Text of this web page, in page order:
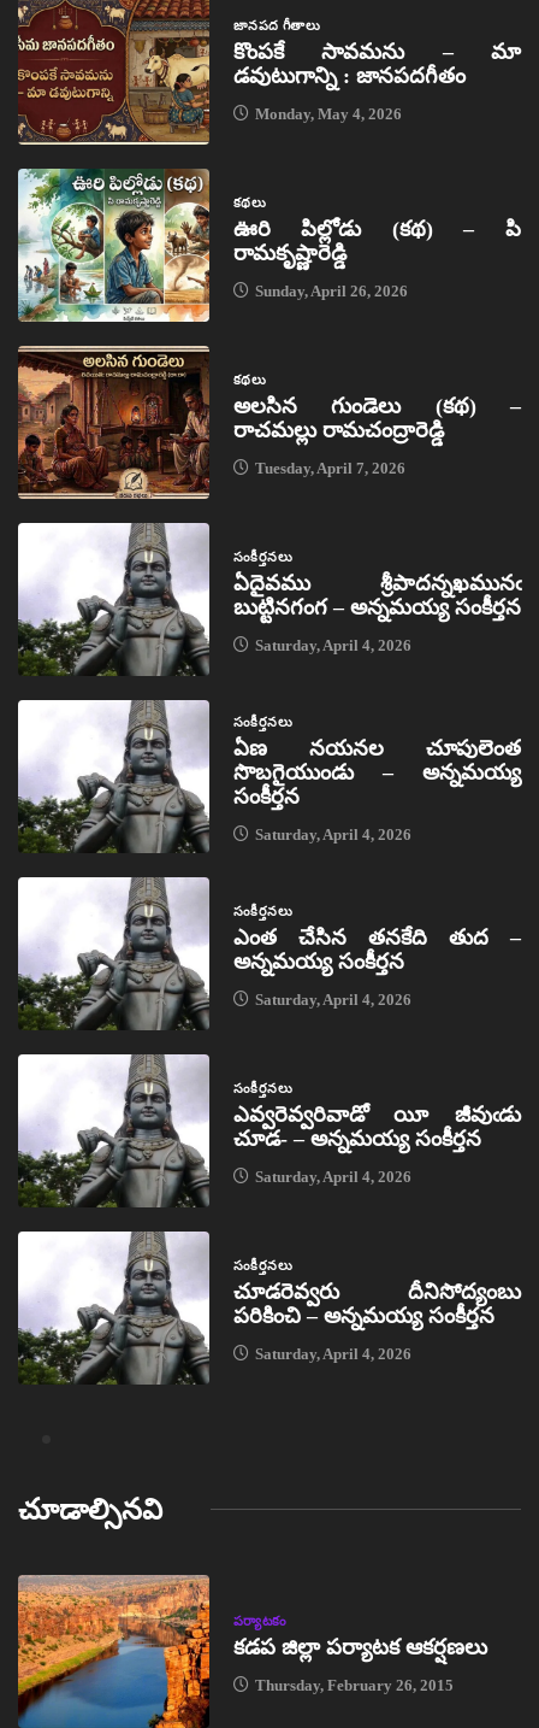
జానపద గీతాలు
కొంపకే సావమను – మా
డవుటుగాన్ని : జానపదగీతం
Monday, May 4, 2026
కథలు
ఊరి పిల్లోడు (కథ) – పి
రామకృష్ణారెడ్డి
Sunday, April 26, 2026
కథలు
అలసిన గుండెలు (కథ) –
రాచమల్లు రామచంద్రారెడ్డి
Tuesday, April 7, 2026
సంకీర్తనలు
ఏదైవము శ్రీపాదన్నఖమునఁ
బుట్టినగంగ – అన్నమయ్య సంకీర్తన
Saturday, April 4, 2026
సంకీర్తనలు
ఏణ నయనల చూపులెంత
సొబగైయుండు – అన్నమయ్య
సంకీర్తన
Saturday, April 4, 2026
సంకీర్తనలు
ఎంత చేసిన తనకేది తుద –
అన్నమయ్య సంకీర్తన
Saturday, April 4, 2026
సంకీర్తనలు
ఎవ్వరెవ్వరివాడో యీ జీవుఁడు
చూడ- – అన్నమయ్య సంకీర్తన
Saturday, April 4, 2026
సంకీర్తనలు
చూడరెవ్వరు దీనిసోద్యంబు
పరికించి – అన్నమయ్య సంకీర్తన
Saturday, April 4, 2026
చూడాల్సినవి
పర్యాటకం
కడప జిల్లా పర్యాటక ఆకర్షణలు
Thursday, February 26, 2015